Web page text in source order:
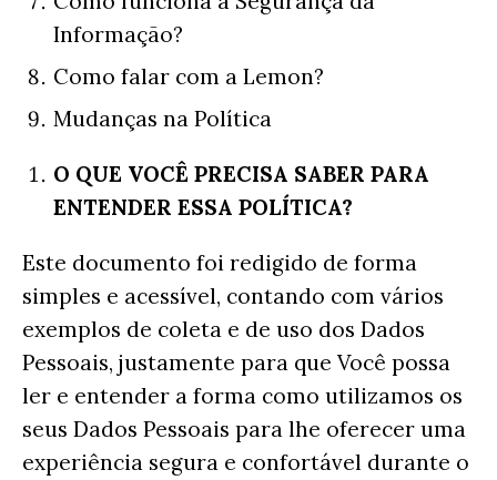
Informação?
Como falar com a Lemon?
Mudanças na Política
O QUE VOCÊ PRECISA SABER PARA
ENTENDER ESSA POLÍTICA?
Este documento foi redigido de forma
simples e acessível, contando com vários
exemplos de coleta e de uso dos Dados
Pessoais, justamente para que Você possa
ler e entender a forma como utilizamos os
seus Dados Pessoais para lhe oferecer uma
experiência segura e confortável durante o